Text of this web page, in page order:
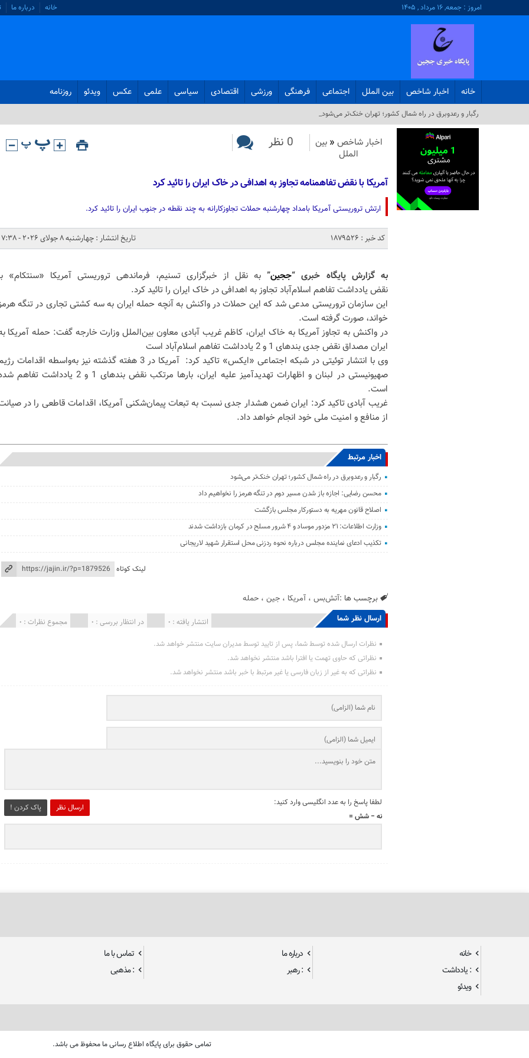
امروز : جمعه, ۱۶ مرداد , ۱۴۰۵ خانه درباره ما
خانه اخبار شاخص بین الملل اجتماعی فرهنگی ورزشی اقتصادی سیاسی علمی عکس ویدئو روزنامه
رگبار و رعدوبرق در راه شمال کشور؛ تهران خنک‌تر می‌شود_
اخبار شاخص « بین
الملل
0 نظر
آمریکا با نقض تفاهمنامه تجاوز به اهدافی در خاک ایران را تائید کرد
ارتش تروریستی آمریکا بامداد چهارشنبه حملات تجاوزکارانه به چند نقطه در جنوب ایران را تائید کرد.
کد خبر : 1879526 تاریخ انتشار : چهارشنبه 8 جولای 2026 - 7:38
به گزارش پایگاه خبری “ججین” به نقل از خبرگزاری تسنیم، فرماندهی تروریستی آمریکا «سنتکام»
نقض یادداشت تفاهم اسلام‌آباد تجاوز به اهدافی در خاک ایران را تائید کرد.
این سازمان تروریستی مدعی شد که این حملات در واکنش به آنچه حمله ایران به سه کشتی تجاری در تنگه
خواند، صورت گرفته است.
در واکنش به تجاوز آمریکا به خاک ایران، کاظم غریب آبادی معاون بین‌الملل وزارت خارجه گفت: حمله آمریکا
ایران مصداق نقض جدی بندهای 1 و 2 یادداشت تفاهم اسلام‌آباد است
وی با انتشار توئیتی در شبکه اجتماعی «ایکس» تاکید کرد: آمریکا در 3 هفته گذشته نیز به‌واسطه اقدامات
صهیونیستی در لبنان و اظهارات تهدیدآمیز علیه ایران، بارها مرتکب نقض بندهای 1 و 2 یادداشت
است.
غریب آبادی تاکید کرد: ایران ضمن هشدار جدی نسبت به تبعات پیمان‌شکنی‌ آمریکا، اقدامات قاطعی را در
از منافع و امنیت ملی خود انجام خواهد داد.
اخبار مرتبط
رگبار و رعدوبرق در راه شمال کشور؛ تهران خنک‌تر می‌شود
محسن رضایی: اجازه باز شدن مسیر دوم در تنگه هرمز را نخواهیم داد
اصلاح قانون مهریه به دستورکار مجلس بازگشت
وزارت اطلاعات: ۲۱ مزدور موساد و ۴ شرور مسلح در کرمان بازداشت شدند
تکذیب ادعای نماینده مجلس درباره نحوه ردزنی محل استقرار شهید لاریجانی
لینک کوتاه
برچسب ها :آتش‌بس ،آمریکا ،جین ،حمله
ارسال نظر شما مجموع نظرات : 0 در انتظار بررسی : 0 انتشار یافته : 0
نظرات ارسال شده توسط شما، پس از تایید توسط مدیران سایت منتشر خواهد شد.
نظراتی که حاوی تهمت یا افترا باشد منتشر نخواهد شد.
نظراتی که به غیر از زبان فارسی یا غیر مرتبط با خبر باشد منتشر نخواهد شد.
ارسال نظر پاک کردن !
لطفا پاسخ را به عدد انگلیسی وارد کنید:
نه − شش =
خانه درباره ما
تماس با ما
: یادداشت
: رهبر
: مذهبی
ویدئو
تمامی حقوق برای پایگاه اطلاع رسانی ما محفوظ می باشد.